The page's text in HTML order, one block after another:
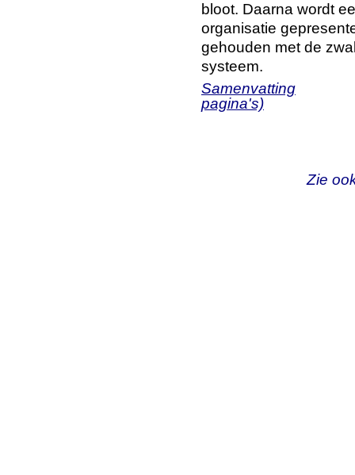
bloot. Daarna wordt
organisatie
gehouden met de
systeem.
Samenvatting
pagina's)
Zie